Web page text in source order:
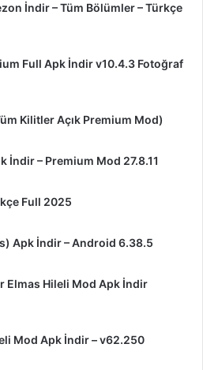
İndir – Tüm Bölümler – Türkçe
Full Apk İndir v10.4.3 Fotoğraf
Kilitler Açık Premium Mod)
İndir – Premium Mod 27.8.11
Full 2025
Apk İndir – Android 6.38.5
Elmas Hileli Mod Apk İndir
Mod Apk İndir – v62.250